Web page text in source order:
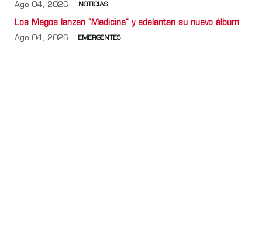
Ago 04, 2026 NOTICIAS
Los Magos lanzan "Medicina" y adelantan su nuevo álbum
Ago 04, 2026 EMERGENTES